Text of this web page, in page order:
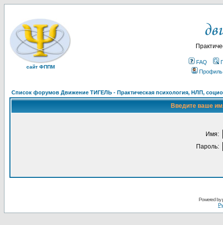
сайт ФППМ
FAQ
Профиль
Список форумов Движение ТИГЕЛЬ - Практическая психология, НЛП,
Введите ваше
Имя:
Пароль:
Powered by